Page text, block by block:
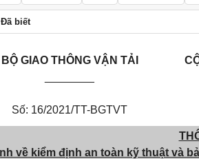
Đã biết
BỘ GIAO THÔNG VẬN TẢI
Số: 16/2021/TT-BGTVT
về kiểm định an toàn kỹ thuật và